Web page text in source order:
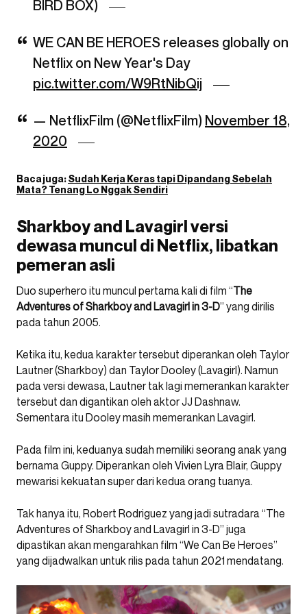
BIRD BOX)
WE CAN BE HEROES releases globally on
Netflix on New Year's Day
pic.twitter.com/W9RtNibQij
— NetflixFilm (@NetflixFilm) November 18,
2020
Baca juga:Sudah Kerja Keras tapi Dipandang Sebelah
Mata? Tenang Lo Nggak Sendiri
Sharkboy and Lavagirl versi
dewasa muncul di Netflix, libatkan
pemeran asli
Duo superhero itu muncul pertama kali di film “The
Adventures of Sharkboy and Lavagirl in 3-D” yang dirilis
pada tahun 2005.
Ketika itu, kedua karakter tersebut diperankan oleh Taylor
Lautner (Sharkboy) dan Taylor Dooley (Lavagirl). Namun
pada versi dewasa, Lautner tak lagi memerankan karakter
tersebut dan digantikan oleh aktor JJ Dashnaw.
Sementara itu Dooley masih memerankan Lavagirl.
Pada film ini, keduanya sudah memiliki seorang anak yang
bernama Guppy. Diperankan oleh Vivien Lyra Blair, Guppy
mewarisi kekuatan super dari kedua orang tuanya.
Tak hanya itu, Robert Rodriguez yang jadi sutradara “The
Adventures of Sharkboy and Lavagirl in 3-D” juga
dipastikan akan mengarahkan film “We Can Be Heroes”
yang dijadwalkan untuk rilis pada tahun 2021 mendatang.